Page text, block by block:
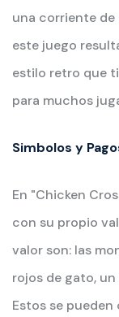
una corriente de
este juego
estilo retro que
para muchos
Simbolos y
En "Chicken
con su propio
valor son: las
rojos de gato,
Estos se